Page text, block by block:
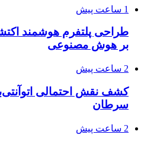
1 ساعت پیش
طراحی پلتفرم هوشمند
بر هوش مصنوعی
2 ساعت پیش
کشف نقش احتمالی
سرطان
2 ساعت پیش